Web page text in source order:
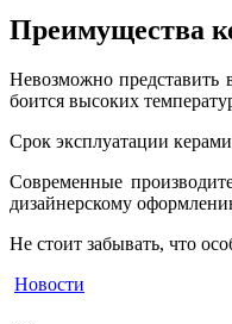
Преимущества
Невозможно представить
боится высоких
Срок эксплуатации
Современные
дизайнерскому
Не стоит забывать, что
Новости